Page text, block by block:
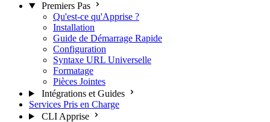
Premiers Pas
Qu'est-ce qu'Apprise ?
Installation
Guide de Démarrage Rapide
Configuration
Syntaxe URL Universelle
Formatage
Pièces Jointes
Intégrations et Guides
Services Pris en Charge
CLI Apprise